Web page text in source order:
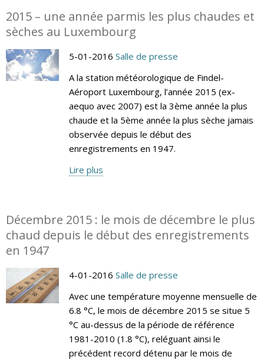
2015 – une année parmis les plus chaudes et
sèches au Luxembourg
5-01-2016 Salle de presse
A la station météorologique de Findel-
Aéroport Luxembourg, l’année 2015 (ex-
aequo avec 2007) est la 3ème année la plus
chaude et la 5ème année la plus sèche jamais
observée depuis le début des
enregistrements en 1947.
Lire plus
Décembre 2015 : le mois de décembre le plus
chaud depuis le début des enregistrements
en 1947
4-01-2016 Salle de presse
Avec une température moyenne mensuelle de
6.8 °C, le mois de décembre 2015 se situe 5
°C au-dessus de la période de référence
1981-2010 (1.8 °C), reléguant ainsi le
précédent record détenu par le mois de